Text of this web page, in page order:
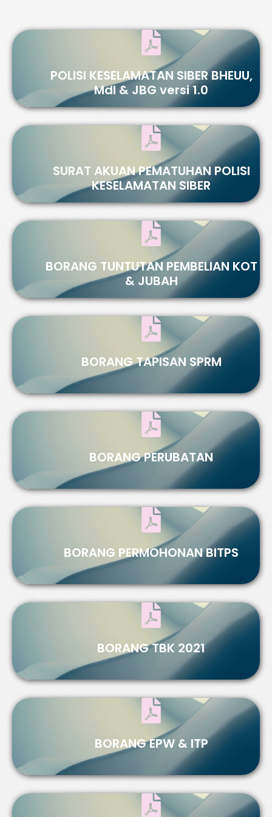
POLISI KESELAMATAN SIBER BHEUU,
MdI & JBG versi 1.0
SURAT AKUAN PEMATUHAN POLISI
KESELAMATAN SIBER
BORANG TUNTUTAN PEMBELIAN KOT
& JUBAH
BORANG TAPISAN SPRM
BORANG PERUBATAN
BORANG PERMOHONAN BITPS
BORANG TBK 2021
BORANG EPW & ITP